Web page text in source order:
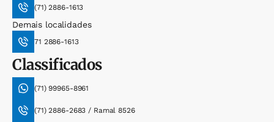
(71) 2886-1613
Demais localidades
71 2886-1613
Classificados
(71) 99965-8961
(71) 2886-2683 / Ramal 8526